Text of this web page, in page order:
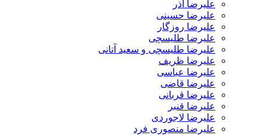
علیرضا آذر
علیرضا حسینی
علیرضا روزگار
علیرضا طلیسچی
علیرضا طلیسچی و سعید آتانی
علیرضا ظریف
علیرضا عباسی
علیرضا قاضی
علیرضا قربانی
علیرضا قنبر
علیرضا لاجوردی
علیرضا منصوری فرد